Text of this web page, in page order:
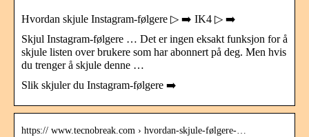
Hvordan skjule Instagram-følgere ▷ ➡️ IK4 ▷ ➡️
Skjul Instagram-følgere … Det er ingen eksakt funksjon for å
skjule listen over brukere som har abonnert på deg. Men hvis
du trenger å skjule denne …
Slik skjuler du Instagram-følgere ➡️
https:// www.tecnobreak.com › hvordan-skjule-følgere-…